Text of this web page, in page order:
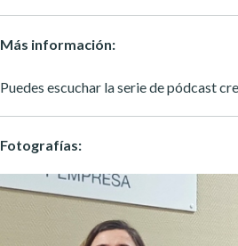
Más información:
Puedes escuchar la serie de pódcast
Fotografías: